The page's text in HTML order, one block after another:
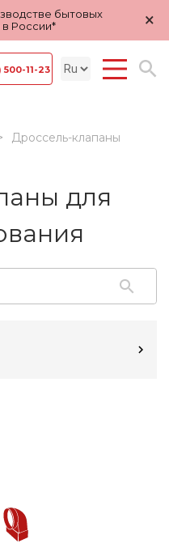
бытовых
России*
×
500-11-23
Дроссель-клапаны
для